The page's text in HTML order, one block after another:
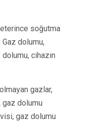
soğutma
Gaz dolumu,
cihazın
gazlar,
gaz dolumu
gaz dolumu